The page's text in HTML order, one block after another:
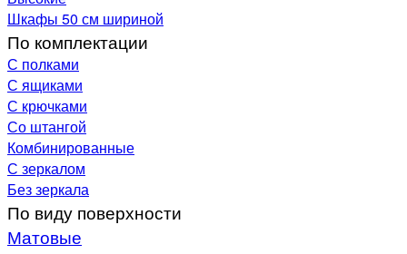
Шкафы 50 см шириной
По комплектации
С полками
С ящиками
С крючками
Со штангой
Комбинированные
С зеркалом
Без зеркала
По виду поверхности
Матовые